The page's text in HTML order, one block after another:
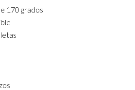
170 grados